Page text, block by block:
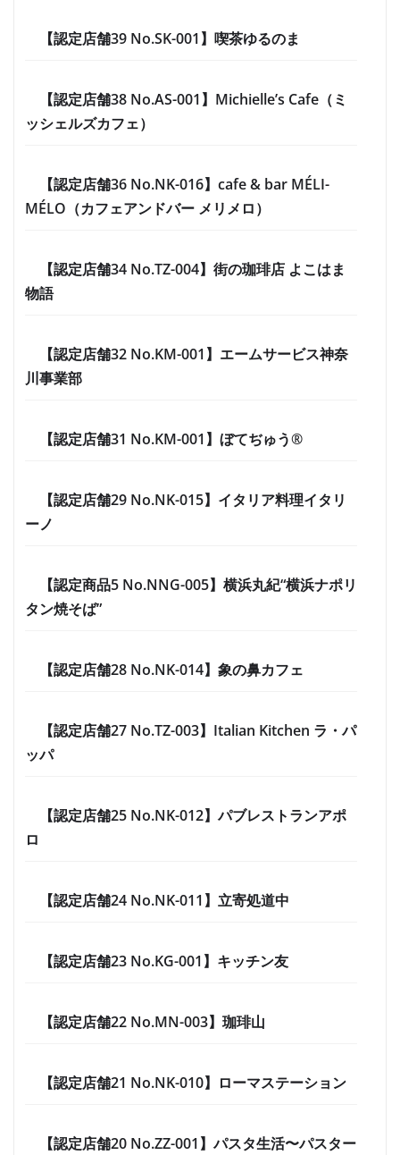
【認定店舗39 No.SK-001】喫茶ゆるのま
【認定店舗38 No.AS-001】Michielle’s Cafe（ミ
ッシェルズカフェ）
【認定店舗36 No.NK-016】cafe & bar MÉLI-
MÉLO（カフェアンドバー メリメロ）
【認定店舗34 No.TZ-004】街の珈琲店 よこはま
物語
【認定店舗32 No.KM-001】エームサービス神奈
川事業部
【認定店舗31 No.KM-001】ぼてぢゅう®
【認定店舗29 No.NK-015】イタリア料理イタリ
ーノ
【認定商品5 No.NNG-005】横浜丸紀“横浜ナポリ
タン焼そば”
【認定店舗28 No.NK-014】象の鼻カフェ
【認定店舗27 No.TZ-003】Italian Kitchen ラ・パ
ッパ
【認定店舗25 No.NK-012】パブレストランアポ
ロ
【認定店舗24 No.NK-011】立寄処道中
【認定店舗23 No.KG-001】キッチン友
【認定店舗22 No.MN-003】珈琲山
【認定店舗21 No.NK-010】ローマステーション
【認定店舗20 No.ZZ-001】パスタ生活〜パスター